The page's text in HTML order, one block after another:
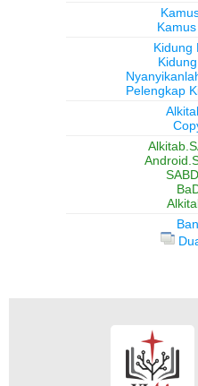
Kidung
Pelengkap